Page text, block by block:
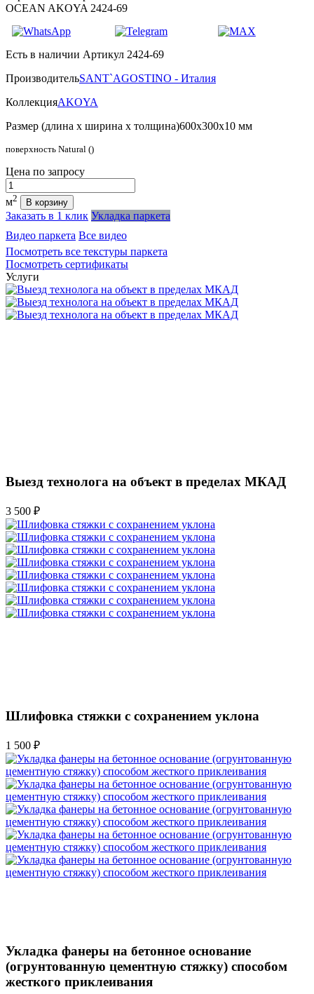
OCEAN AKOYA 2424-69
Есть в наличии Артикул 2424-69
ПроизводительSANT`AGOSTINO - Италия
КоллекцияAKOYA
Размер (длина х ширина х толщина)600х300х10 мм
поверхность Natural ()
Цена по запросу
Количество
м2 В корзину
Заказать в 1 клик Укладка паркета
Видео паркета Все видео
Посмотреть все текстуры паркета
Посмотреть сертификаты
Услуги
Выезд технолога на объект в пределах МКАД
3 500 ₽
Шлифовка стяжки с сохранением уклона
1 500 ₽
Укладка фанеры на бетонное основание
(огрунтованную цементную стяжку) способом
жесткого приклеивания